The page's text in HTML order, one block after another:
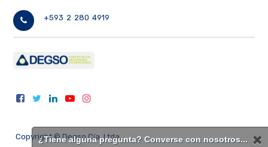
+593 2 280 4919
Copyright © Degso Cía. Ltda.
¿Tiene alguna pregunta? Converse con nosotros...